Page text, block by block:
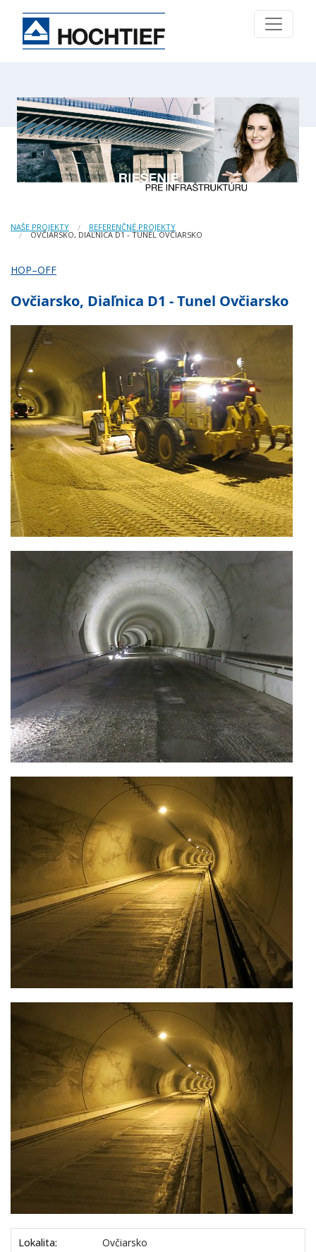
NAŠE PROJEKTY REFERENČNÉ PROJEKTY
OVČIARSKO, DIAĽNICA D1 - TUNEL OVČIARSKO
HOP–OFF
Ovčiarsko, Diaľnica D1 - Tunel Ovčiarsko
Lokalita: Ovčiarsko